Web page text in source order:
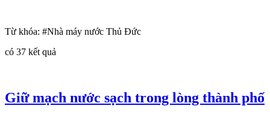
Từ khóa: #Nhà máy nước Thủ Đức
có 37 kết quả
Giữ mạch nước sạch trong lòng thành phố